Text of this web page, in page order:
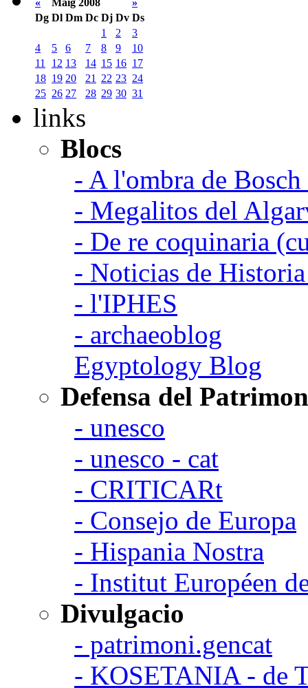
Dg Dl Dm Dc Dj Dv Ds
1
2
3
4
5 6 7 8 9
10
11
12 13 14 15 16 17
18 19 20 21 22 23 24
25 26 27 28 29 30 31
links
Blocs
- A l'ombra de
- Megalitos del
- De re coquinaria
- Noticias de
- l'IPHES
- archaeoblog
Egyptology Blog
Defensa del
- unesco
- unesco - cat
- CRITICARt
- Consejo de Europa
- Hispania Nostra
- Institut Européen
Divulgacio
- patrimoni.gencat
- KOSETANIA - de